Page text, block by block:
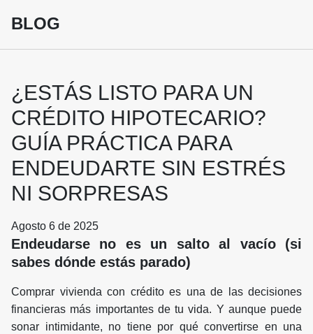
BLOG
¿ESTÁS LISTO PARA UN
CRÉDITO HIPOTECARIO?
GUÍA PRÁCTICA PARA
ENDEUDARTE SIN ESTRÉS
NI SORPRESAS
Agosto 6 de 2025
Endeudarse no es un salto al vacío (si
sabes dónde estás parado)
Comprar vivienda con crédito es una de las decisiones
financieras más importantes de tu vida. Y aunque puede
sonar intimidante, no tiene por qué convertirse en una